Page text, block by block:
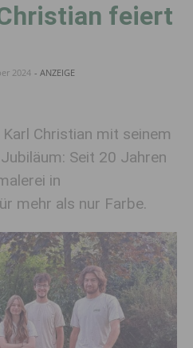
feiert
2024 - ANZEIGE
Christian mit seinem
Seit 20 Jahren
in
mehr als nur Farbe.